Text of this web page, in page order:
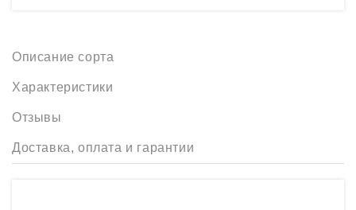
Описание сорта
Характеристики
Отзывы
Доставка, оплата и гарантии